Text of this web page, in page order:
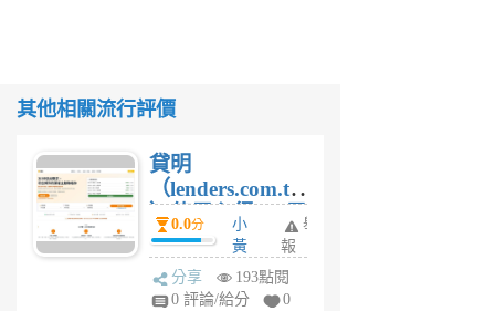
其他相關流行評價
貸明
（lenders.com.tw
）使用心得 — 民
間貸款比較平台
體驗
0.0分
小
黃
蜂
1
舉
報
分享
193點閱
0 評論/給分
0